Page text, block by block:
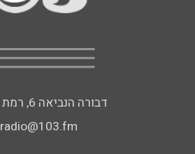
דבורה הנביאה 6, רמת השרון
radio@103.fm